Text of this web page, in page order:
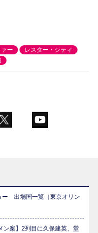
ー
レスター・シティ
出場国一覧（東京オリン
ン案】2列目に久保建英、堂